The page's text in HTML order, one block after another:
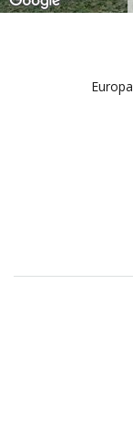
Europa